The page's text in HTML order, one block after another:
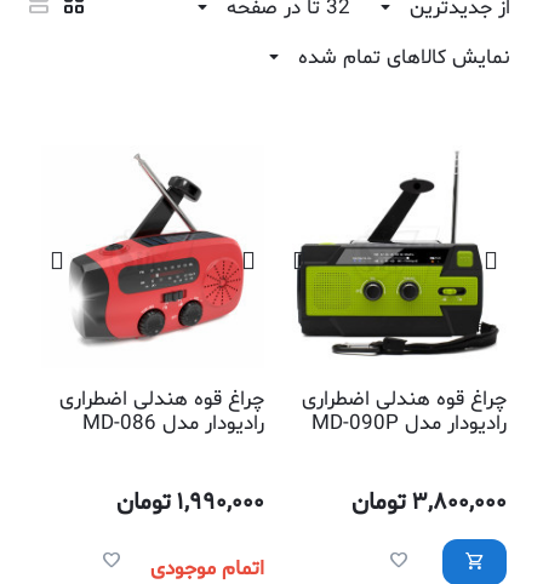
از جدیدترین
32 تا در صفحه
نمایش کالاهای تمام شده
چراغ قوه هندلی اضطراری
رادیودار مدل MD-090P
3,800,000تومان
چراغ قوه هندلی اضطراری
رادیودار مدل MD-086
1,990,000تومان
اتمام موجودی